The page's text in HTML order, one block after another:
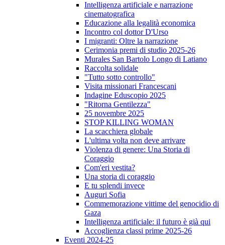
Intelligenza artificiale e narrazione
cinematografica
Educazione alla legalità economica
Incontro col dottor D'Urso
I migranti: Oltre la narrazione
Cerimonia premi di studio 2025-26
Murales San Bartolo Longo di Latiano
Raccolta solidale
"Tutto sotto controllo"
Visita missionari Francescani
Indagine Eduscopio 2025
"Ritorna Gentilezza"
25 novembre 2025
STOP KILLING WOMAN
La scacchiera globale
L'ultima volta non deve arrivare
Violenza di genere: Una Storia di
Coraggio
Com'eri vestita?
Una storia di coraggio
E tu splendi invece
Auguri Sofia
Commemorazione vittime del genocidio di
Gaza
Intelligenza artificiale: il futuro è già qui
Accoglienza classi prime 2025-26
Eventi 2024-25